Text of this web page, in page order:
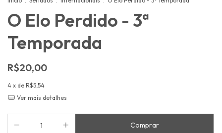
O Elo Perdido - 3ª
Temporada
R$20,00
4 x de R$5,54
Ver mais detalhes